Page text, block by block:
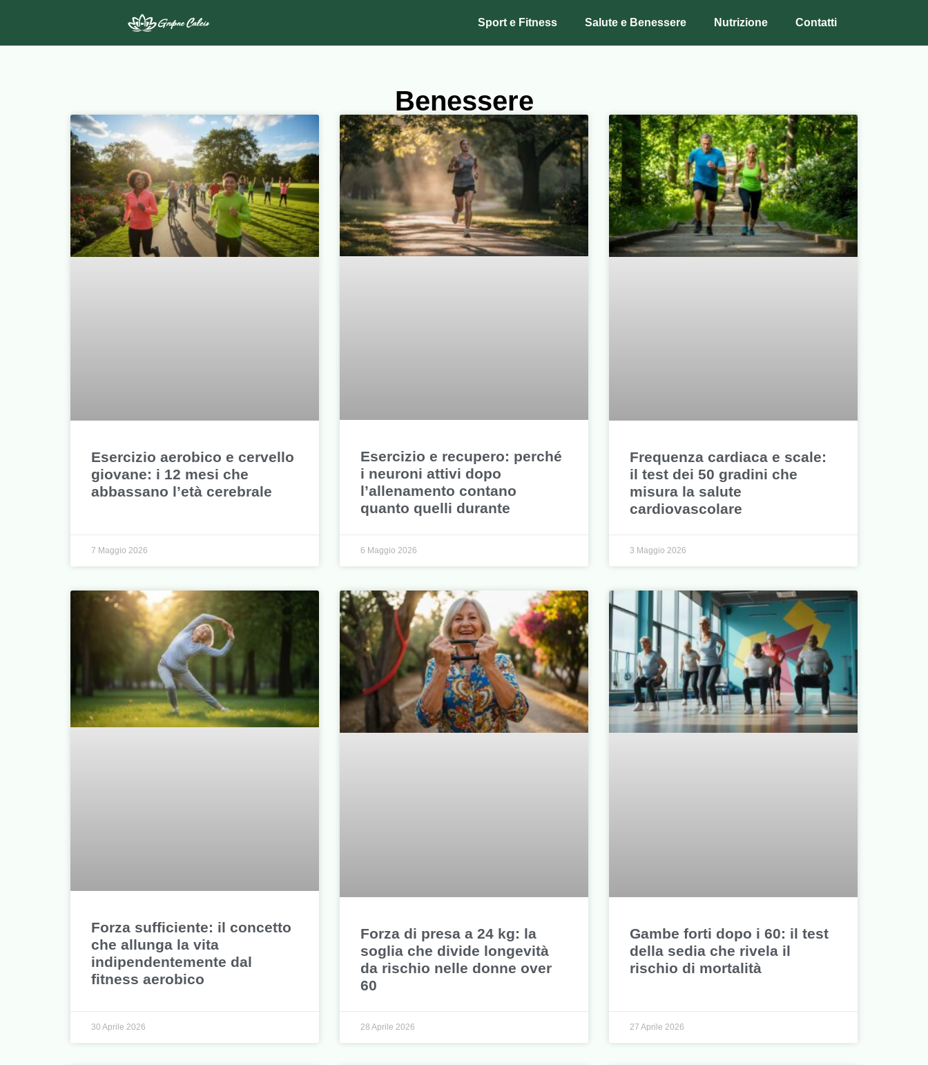
Sport e Fitness Salute e Benessere Nutrizione Contatti
Benessere
Esercizio aerobico e cervello
giovane: i 12 mesi che
abbassano l’età cerebrale
7 Maggio 2026
Esercizio e recupero: perché
i neuroni attivi dopo
l’allenamento contano
quanto quelli durante
6 Maggio 2026
Frequenza cardiaca e scale:
il test dei 50 gradini che
misura la salute
cardiovascolare
3 Maggio 2026
Forza sufficiente: il concetto
che allunga la vita
indipendentemente dal
fitness aerobico
30 Aprile 2026
Forza di presa a 24 kg: la
soglia che divide longevità
da rischio nelle donne over
60
28 Aprile 2026
Gambe forti dopo i 60: il test
della sedia che rivela il
rischio di mortalità
27 Aprile 2026